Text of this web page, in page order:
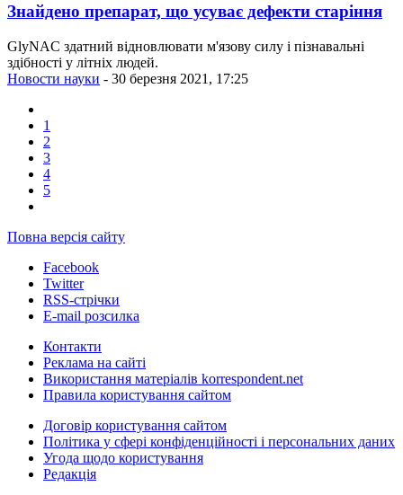
Знайдено препарат, що усуває дефекти старіння
GlyNAC здатний відновлювати м'язову силу і пізнавальні
здібності у літніх людей.
Новости науки - 30 березня 2021, 17:25
1
2
3
4
5
Повна версія сайту
Facebook
Twitter
RSS-стрічки
E-mail розсилка
Контакти
Реклама на сайті
Використання матеріалів korrespondent.net
Правила користування сайтом
Договір користування сайтом
Політика у сфері конфіденційності і персональних даних
Угода щодо користування
Редакція